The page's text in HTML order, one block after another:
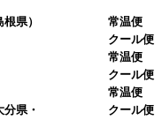
県）
常温便
クール便
常温便
クール便
県・
常温便
クール便